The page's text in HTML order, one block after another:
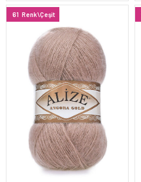
61 Renk\Çeşit